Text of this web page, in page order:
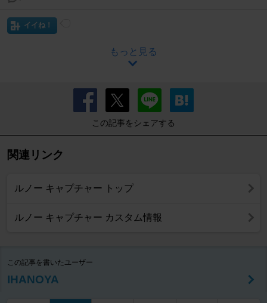
イイね！
もっと見る
この記事をシェアする
関連リンク
ルノー キャプチャー トップ
ルノー キャプチャー カスタム情報
この記事を書いたユーザー
IHANOYA